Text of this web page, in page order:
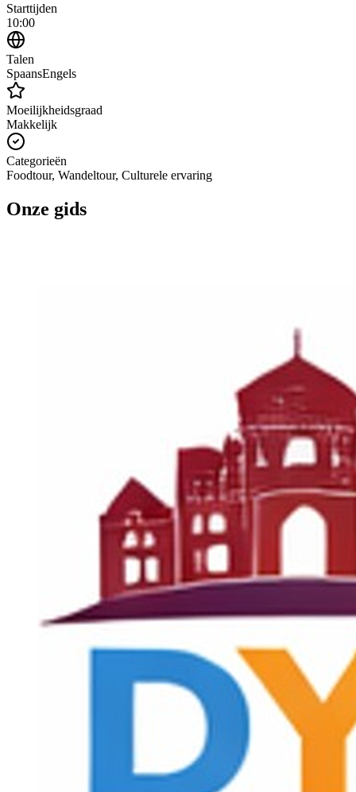
Starttijden
10:00
Talen
SpaansEngels
Moeilijkheidsgraad
Makkelijk
Categorieën
Foodtour, Wandeltour, Culturele ervaring
Onze gids